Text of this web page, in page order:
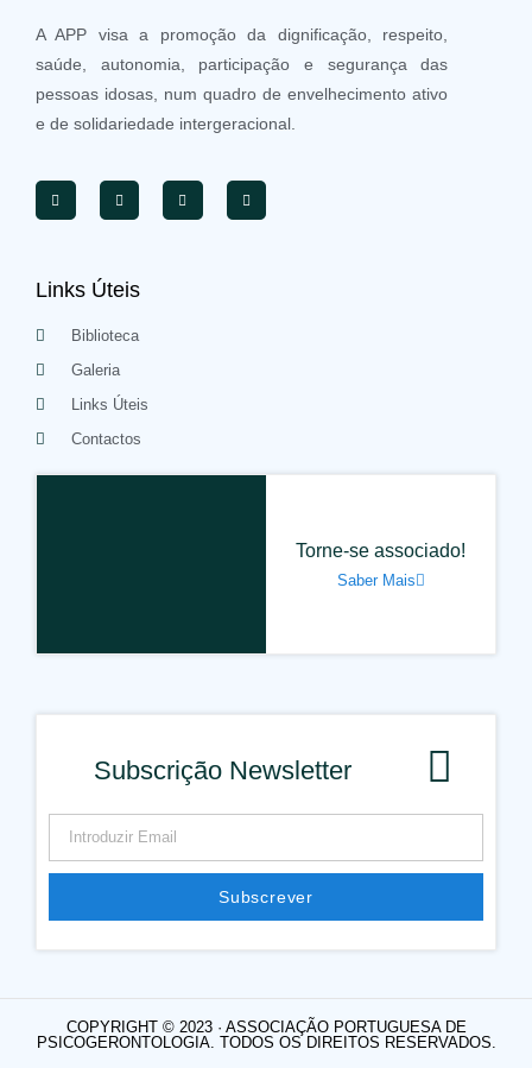
A APP visa a promoção da dignificação, respeito,
saúde, autonomia, participação e segurança das
pessoas idosas, num quadro de envelhecimento ativo
e de solidariedade intergeracional.
Links Úteis
Biblioteca
Galeria
Links Úteis
Contactos
Torne-se associado!
Saber Mais
Subscrição Newsletter
Subscrever
COPYRIGHT © 2023 · ASSOCIAÇÃO PORTUGUESA DE
PSICOGERONTOLOGIA. TODOS OS DIREITOS RESERVADOS.